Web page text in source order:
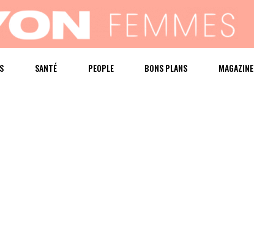
SANTÉ PEOPLE BONS PLANS MAGAZINE